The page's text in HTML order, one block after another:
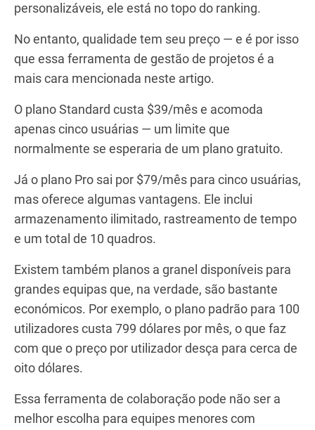
personalizáveis, ele está no topo do ranking.
No entanto, qualidade tem seu preço — e é por isso
que essa ferramenta de gestão de projetos é a
mais cara mencionada neste artigo.
O plano Standard custa $39/mês e acomoda
apenas cinco usuárias — um limite que
normalmente se esperaria de um plano gratuito.
Já o plano Pro sai por $79/mês para cinco usuárias,
mas oferece algumas vantagens. Ele inclui
armazenamento ilimitado, rastreamento de tempo
e um total de 10 quadros.
Existem também planos a granel disponíveis para
grandes equipas que, na verdade, são bastante
económicos. Por exemplo, o plano padrão para 100
utilizadores custa 799 dólares por mês, o que faz
com que o preço por utilizador desça para cerca de
oito dólares.
Essa ferramenta de colaboração pode não ser a
melhor escolha para equipes menores com